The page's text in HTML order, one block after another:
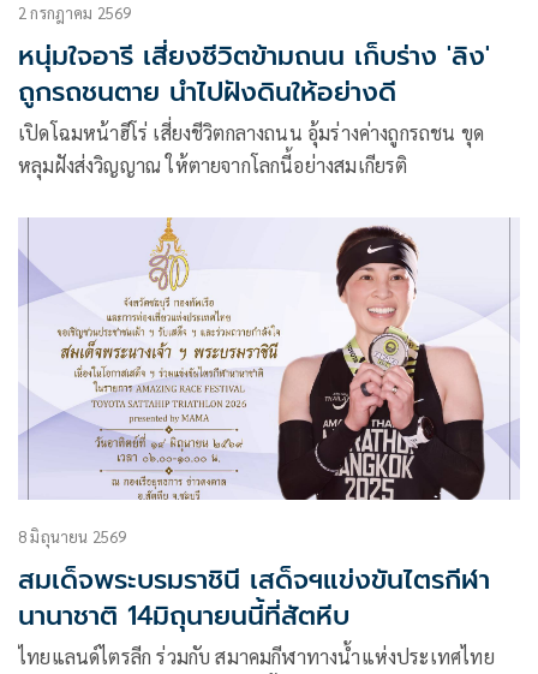
2 กรกฎาคม 2569
หนุ่มใจอารี เสี่ยงชีวิตข้ามถนน เก็บร่าง 'ลิง'
ถูกรถชนตาย นำไปฝังดินให้อย่างดี
เปิดโฉมหน้าฮีโร่ เสี่ยงชีวิตกลางถนน อุ้มร่างค่างถูกรถชน ขุด
หลุมฝังส่งวิญญาณ ให้ตายจากโลกนี้อย่างสมเกียรติ
8 มิถุนายน 2569
สมเด็จพระบรมราชินี เสด็จฯแข่งขันไตรกีฬา
นานาชาติ 14มิถุนายนนี้ที่สัตหีบ
ไทยแลนด์ไตรลีก ร่วมกับ สมาคมกีฬาทางน้ำแห่งประเทศไทย